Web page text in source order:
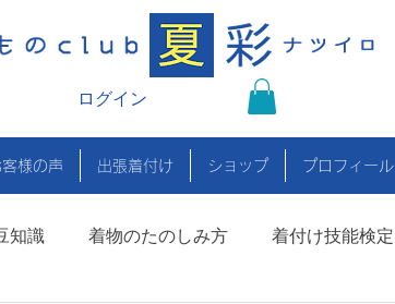
ログイン
客様の声 出張着付け ショップ プロフィール
知識 着物のたのしみ方 着付け技能検定